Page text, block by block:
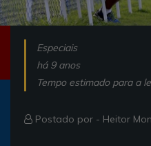
Especiais
há 9 anos
Tempo estimado para a
Postado por - Heitor